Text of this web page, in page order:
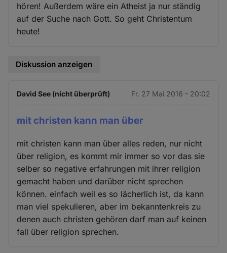
hören! Außerdem wäre ein Atheist ja nur ständig
auf der Suche nach Gott. So geht Christentum
heute!
Diskussion anzeigen
David See (nicht überprüft) Fr. 27 Mai 2016 - 20:02
mit christen kann man über
mit christen kann man über alles reden, nur nicht
über religion, es kommt mir immer so vor das sie
selber so negative erfahrungen mit ihrer religion
gemacht haben und darüber nicht sprechen
können. einfach weil es so lächerlich ist, da kann
man viel spekulieren, aber im bekanntenkreis zu
denen auch christen gehören darf man auf keinen
fall über religion sprechen.